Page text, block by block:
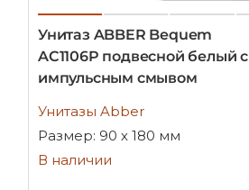
Унитаз ABBER Bequem
AC1106P подвесной белый с
импульсным смывом
Унитазы Abber
Размер: 90 х 180 мм
В наличии